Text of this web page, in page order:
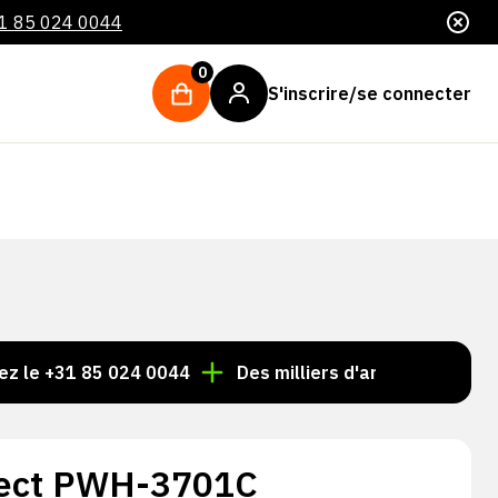
85 024 0044
0
S'inscrire/se connecter
85 024 0044 Des milliers d'articles toujours en
PWH-3701C